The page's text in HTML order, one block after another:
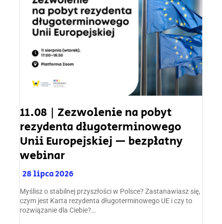
11.08 | Zezwolenie na pobyt
rezydenta długoterminowego
Unii Europejskiej — bezpłatny
webinar
28 lipca 2026
Myślisz o stabilnej przyszłości w Polsce? Zastanawiasz się,
czym jest Karta rezydenta długoterminowego UE i czy to
rozwiązanie dla Ciebie?…